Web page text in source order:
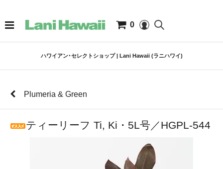
0
ハワイアン･セレクトショップ | Lani Hawaii (ラニハワイ)
Plumeria & Green
ティーリーフ Ti, Ki・5L号／HGPL-544